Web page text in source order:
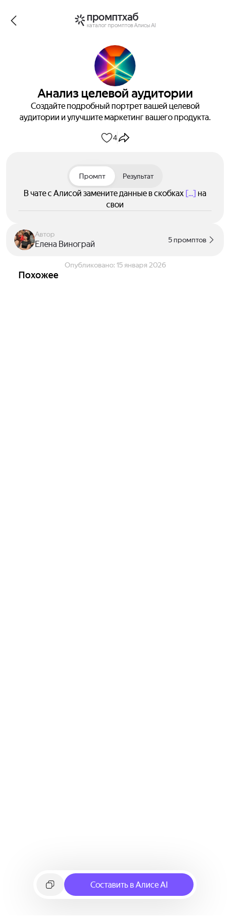
промптхаб
каталог промптов Алисы AI
Анализ целевой аудитории
Создайте подробный портрет вашей целевой
аудитории и улучшите маркетинг вашего продукта.
4
Промпт Результат
В чате с Алисой замените данные в скобках [...] на
свои
Автор
Елена Винограй 5 промптов
Опубликовано: 15 января 2026
Похожее
Составить в Алисе AI